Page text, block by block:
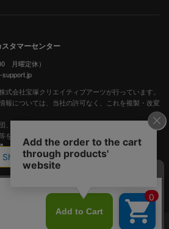
タマーセンター
月曜定休）
support.jp
式会社宝塚クリエイティブアーツが行っています。
報については、当社の許可なく、これを複製・改変
、宝塚クリエイティブアーツの出版物ほか写真等著
禁じます。
©宝塚クリエイティブアーツ